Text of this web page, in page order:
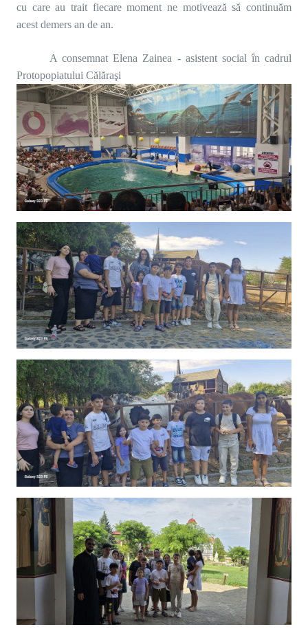
cu care au trait fiecare moment ne motivează să continuăm
acest demers an de an.
A consemnat Elena Zainea - asistent social în cadrul
Protopopiatului Călăraşi